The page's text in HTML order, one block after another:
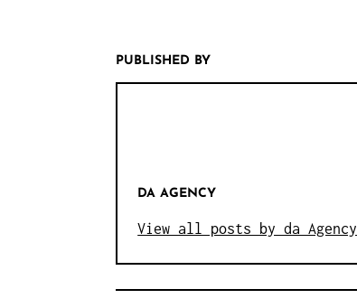
PUBLISHED BY
DA AGENCY
View all posts by da Agency